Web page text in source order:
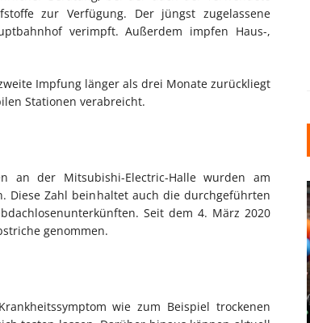
zur Verfügung. Der jüngst zugelassene
verimpft. Außerdem impfen Haus-,
Impfung länger als drei Monate zurückliegt
Stationen verabreicht.
an der Mitsubishi-Electric-Halle wurden am
Diese Zahl beinhaltet auch die durchgeführten
Seit dem 4. März 2020
genommen.
wie zum Beispiel trockenen
INDUSTRIELLER CHIC: WIE